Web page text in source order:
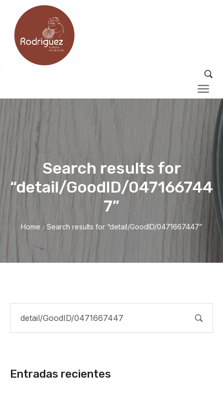
Search results for
“detail/GoodID/047166744
7”
Home / Search results for “detail/GoodID/0471667447”
Entradas recientes